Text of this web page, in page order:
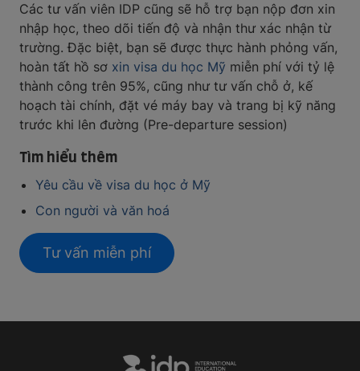
Các tư vấn viên IDP cũng sẽ hỗ trợ bạn nộp đơn xin
nhập học, theo dõi tiến độ và nhận thư xác nhận từ
trường. Đặc biệt, bạn sẽ được thực hành phỏng vấn,
hoàn tất hồ sơ xin visa du học Mỹ miễn phí với tỷ lệ
thành công trên 95%, cũng như tư vấn chỗ ở, kế
hoạch tài chính, đặt vé máy bay và trang bị kỹ năng
trước khi lên đường (Pre-departure session)
Tìm hiểu thêm
Yêu cầu về visa du học ở Mỹ
Con người và văn hoá
Tư vấn miễn phí